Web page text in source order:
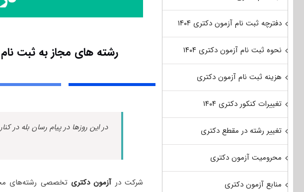
رشته های مجاز به ثبت
در این روزها در پیام رسان بله در
شرکت درآزمون دکتری تخصصی رشته‌های
دفترچه ثبت نام آزمون دکتری ۱۴۰۴
نحوه ثبت نام آزمون دکتری ۱۴۰۴
هزینه ثبت نام آزمون دکتری
تغییرات کنکور دکتری ۱۴۰۴
تغییر رشته در مقطع دکتری
محرومیت آزمون دکتری
منابع آزمون دکتری